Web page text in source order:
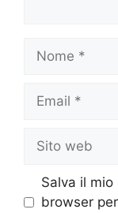
Nome
Email
Sito
web
Salva il
browser